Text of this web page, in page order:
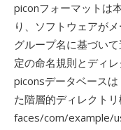
piconフォーマットは
り、ソフトウェアが
グループ名に基づい
定の命名規則とディ
piconsデータベース
た階層的ディレクトリ
faces/com/example/